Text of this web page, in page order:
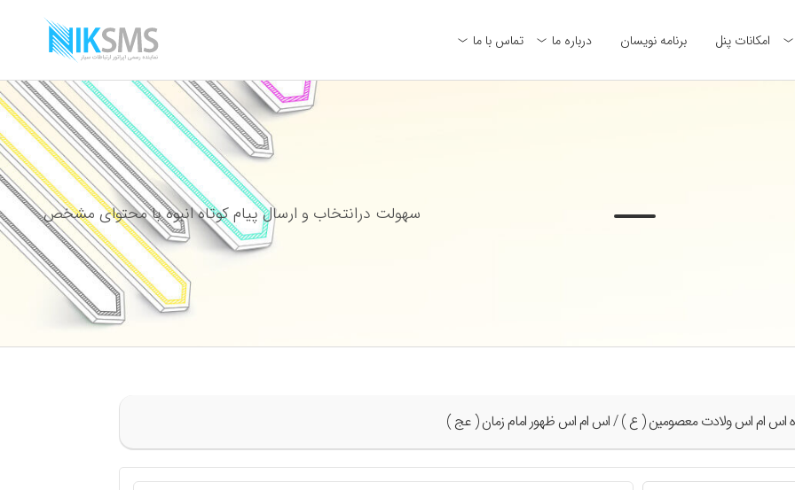
امکانات پنل برنامه نویسان درباره ما تماس با ما
سهولت درانتخاب و ارسال پیام کوتاه انبوه با محتوای مشخص
اس ام اس ولادت معصومین ( ع ) / اس ام اس ظهور امام زمان ( عج )